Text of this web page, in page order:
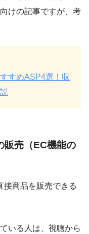
けの記事ですが、考
すめASP4選！収
売（EC機能の
接商品を販売できる
いる人は、視聴から